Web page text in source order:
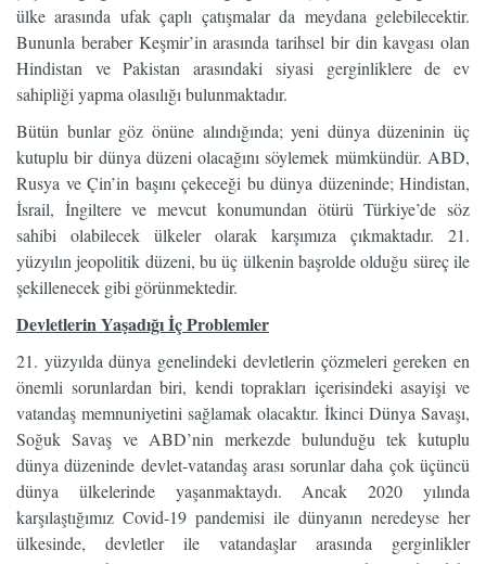
ülke arasında ufak çaplı çatışmalar da meydana gelebilecektir.
Bununla beraber Keşmir’in arasında tarihsel bir din kavgası olan
Hindistan ve Pakistan arasındaki siyasi gerginliklere de ev
sahipliği yapma olasılığı bulunmaktadır.
Bütün bunlar göz önüne alındığında; yeni dünya düzeninin üç
kutuplu bir dünya düzeni olacağını söylemek mümkündür. ABD,
Rusya ve Çin’in başını çekeceği bu dünya düzeninde; Hindistan,
İsrail, İngiltere ve mevcut konumundan ötürü Türkiye’de söz
sahibi olabilecek ülkeler olarak karşımıza çıkmaktadır. 21.
yüzyılın jeopolitik düzeni, bu üç ülkenin başrolde olduğu süreç ile
şekillenecek gibi görünmektedir.
Devletlerin Yaşadığı İç Problemler
21. yüzyılda dünya genelindeki devletlerin çözmeleri gereken en
önemli sorunlardan biri, kendi toprakları içerisindeki asayişi ve
vatandaş memnuniyetini sağlamak olacaktır. İkinci Dünya Savaşı,
Soğuk Savaş ve ABD’nin merkezde bulunduğu tek kutuplu
dünya düzeninde devlet-vatandaş arası sorunlar daha çok üçüncü
dünya ülkelerinde yaşanmaktaydı. Ancak 2020 yılında
karşılaştığımız Covid-19 pandemisi ile dünyanın neredeyse her
ülkesinde, devletler ile vatandaşlar arasında gerginlikler